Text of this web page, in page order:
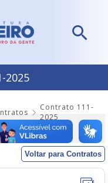
2025
Contrato 111-
2025
Voltar para Contratos